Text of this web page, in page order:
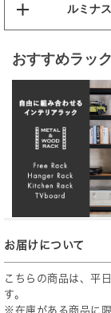
ルミナ
おすすめラッ